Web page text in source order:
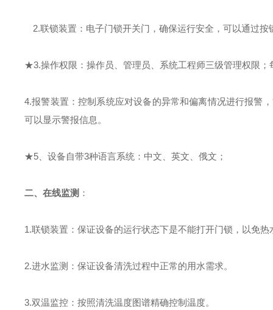
2.联锁装置：电子门锁开关门，确保运行安全，可以通过
★3.操作权限：操作员、管理员、系统工程师三级管理权限
4.报警装置：控制系统应对设备的异常和偏离情况进行报警
可以显示警报信息。
★5、设备自带3种语言系统：中文、英文、俄文；
二、 在线监测 ：
1.联锁装置：保证设备的运行状态下是不能打开门锁，以免热
2.进水监测：保证设备清洗过程中正常的用水需求。
3.双温监控：按照清洗温度图谱精确控制温度。